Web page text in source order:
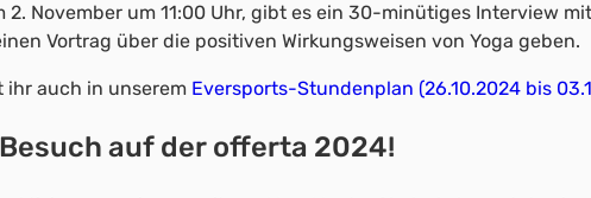
November um 11:00 Uhr, gibt es ein 30-minütiges Interview mit
Vortrag über die positiven Wirkungsweisen von Yoga geben.
ihr auch in unserem Eversports-Stundenplan (26.10.2024 bis
auf der offerta 2024!